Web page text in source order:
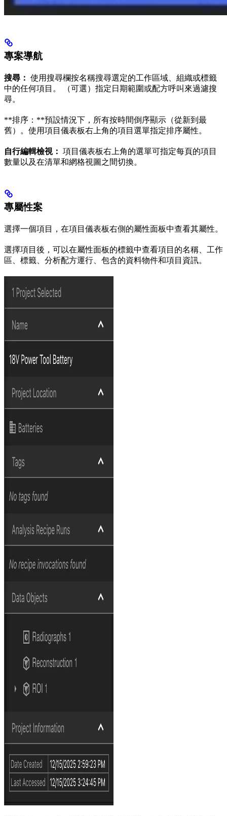
專案導航
搜尋： 使用搜尋欄按名稱搜尋選定的工作區域、組織或標籤
中的任何項目。 （可選）指定日期範圍或配方呼叫來過濾搜
尋。
**排序：**預設情況下，所有按時間倒序顯示（從新到最
舊）。使用項目儀表板右上角的項目選單指定排序屬性。
自行編輯檢視： 項目儀表板右上角的選單可指定每頁的項目
數量以及在清單和網格視圖之間切換。
專屬性案
選擇一個項目，在項目儀表板右側的屬性面板中查看其屬性。
選擇項目後，可以在屬性面板的標籤中查看項目的名稱、工作
區、標籤、分析配方運行、包含的資料物件和項目資訊。